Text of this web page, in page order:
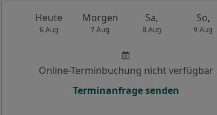
Heute
6 Aug
Morgen
7 Aug
Sa,
8 Aug
So,
9 Aug
Online-Terminbuchung nicht verfügbar
Terminanfrage senden